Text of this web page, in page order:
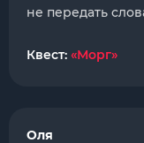
не передать
Квест: «Морг»
Оля